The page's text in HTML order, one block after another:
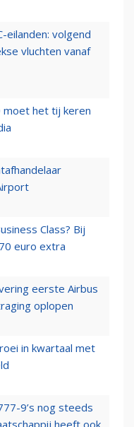
eilanden: volgend
vluchten vanaf
moet het tij keren
Class? Bij
euro extra
eerste Airbus
oplopen
in kwartaal met
9’s nog steeds